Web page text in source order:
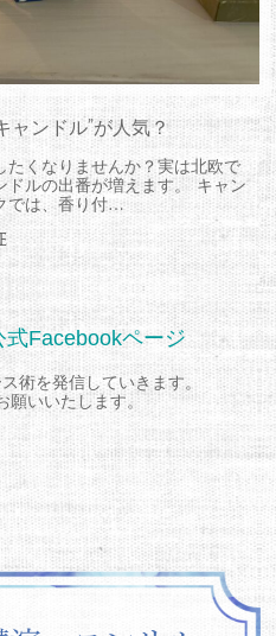
ャンドル”が人気？
くなりませんか？実は北欧で
ルの出番が増えます。 キャン
では、香り付…
Facebookページ
術を発信していきます。
願いいたします。